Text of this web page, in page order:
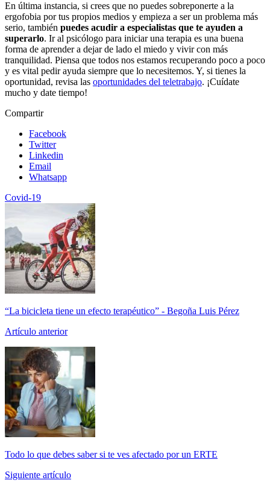
En última instancia, si crees que no puedes sobreponerte a la
ergofobia por tus propios medios y empieza a ser un problema más
serio, también puedes acudir a especialistas que te ayuden a
superarlo. Ir al psicólogo para iniciar una terapia es una buena
forma de aprender a dejar de lado el miedo y vivir con más
tranquilidad. Piensa que todos nos estamos recuperando poco a poco
y es vital pedir ayuda siempre que lo necesitemos. Y, si tienes la
oportunidad, revisa las oportunidades del teletrabajo. ¡Cuídate
mucho y date tiempo!
Compartir
Facebook
Twitter
Linkedin
Email
Whatsapp
Covid-19
“La bicicleta tiene un efecto terapéutico” - Begoña Luis Pérez
Artículo anterior
Todo lo que debes saber si te ves afectado por un ERTE
Siguiente artículo